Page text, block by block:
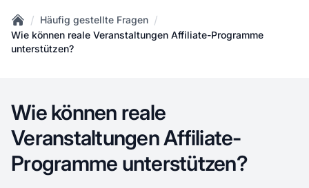
Home
/ Häufig gestellte Fragen /
Wie können reale Veranstaltungen Affiliate-Programme
unterstützen?
Wie können reale
Veranstaltungen Affiliate-
Programme unterstützen?